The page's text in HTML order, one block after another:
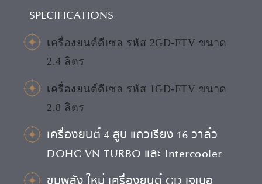
SPECIFICATIONS
เครื่องยนต์ดีเซล รหัส 2GD-FTV ขนาด
2.4 ลิตร
เครื่องยนต์ดีเซล รหัส 1GD-FTV ขนาด
2.8 ลิตร
เครื่องยนต์ 4 สูบ แถวเรียง 16 วาล์ว
DOHC VN TURBO และ Intercooler
ขุมพลัง ใหม่ เครื่องยนต์ GD เจเนอ